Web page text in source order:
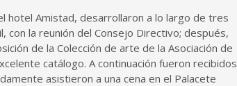
hotel Amistad, desarrollaron a lo largo de tres
con la reunión del Consejo Directivo; después,
de la Colección de arte de la Asociación de
catálogo. A continuación fueron recibidos
asistieron a una cena en el Palacete